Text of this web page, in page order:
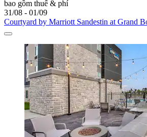
bao gồm thuế & phí
31/08 - 01/09
Courtyard by Marriott Sandestin at Grand